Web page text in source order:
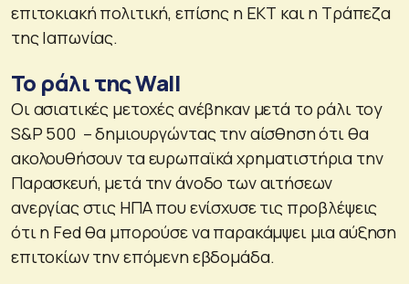
επιτοκιακή πολιτική, επίσης η ΕΚΤ και η Τράπεζα
της Ιαπωνίας.
Το ράλι της Wall
Οι ασιατικές μετοχές ανέβηκαν μετά το ράλι τoy
S&P 500 – δημιουργώντας την αίσθηση ότι θα
ακολουθήσουν τα ευρωπαϊκά χρηματιστήρια την
Παρασκευή, μετά την άνοδο των αιτήσεων
ανεργίας στις ΗΠΑ που ενίσχυσε τις προβλέψεις
ότι η Fed θα μπορούσε να παρακάμψει μια αύξηση
επιτοκίων την επόμενη εβδομάδα.